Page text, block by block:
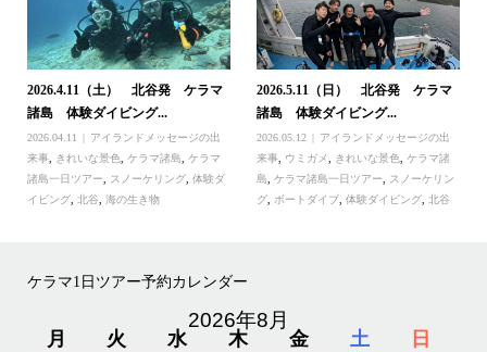
2026.4.11（土） 北谷発 ケラマ
諸島 体験ダイビング...
2026.04.11
アイランドメッセージの出
来事, きれいな景色, ケラマ諸島, ケラマ
諸島一日ツアー, スノーケリング, 体験ダ
イビング, 北谷, 海の生き物
2026.5.11（日） 北谷発 ケラマ
諸島 体験ダイビング...
2026.05.12
アイランドメッセージの出
来事, ウミガメ, きれいな景色,ケラマ諸
島,ケラマ諸島一日ツアー, スノーケリン
グ,ボートダイブ,体験ダイビング,北谷
ケラマ1日ツアー予約カレンダー
2026年8月
月 火 水 木 金 土 日